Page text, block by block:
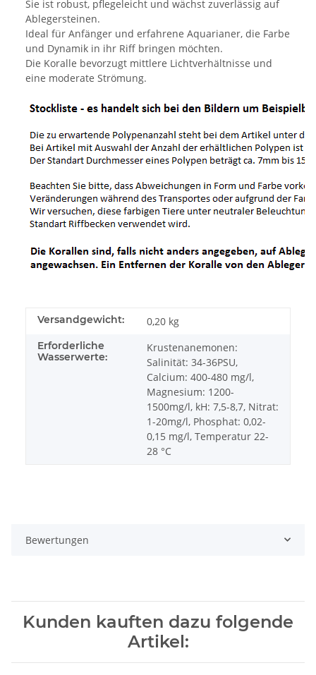
Sie ist robust, pflegeleicht und wächst zuverlässig auf
Ablegersteinen.
Ideal für Anfänger und erfahrene Aquarianer, die Farbe
und Dynamik in ihr Riff bringen möchten.
Die Koralle bevorzugt mittlere Lichtverhältnisse und
eine moderate Strömung.
Versandgewicht: 0,20 kg
Erforderliche
Wasserwerte:
Krustenanemonen:
Salinität: 34-36PSU,
Calcium: 400-480 mg/l,
Magnesium: 1200-
1500mg/l, kH: 7,5-8,7, Nitrat:
1-20mg/l, Phosphat: 0,02-
0,15 mg/l, Temperatur 22-
28 °C
Bewertungen
Kunden kauften dazu folgende
Artikel: